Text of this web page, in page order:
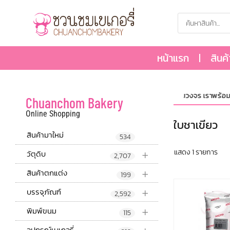
หน้าแรก สิน
Chuanchom Bakery
Online Shopping
สินค้ามาใหม่ 534
+
วัตุดิบ 2,707
+
สินค้าตกแต่ง 199
+
บรรจุภัณฑ์ 2,592
+
พิมพ์ขนม 115
ศูนย์รวม วัตถุดิบ,อุปกรณ์ และบรรจุภัณฑ์ เบเกอรี่ครบวงจร เราพร้อม
ใบชาเขียว
แสดง 1 รายการ